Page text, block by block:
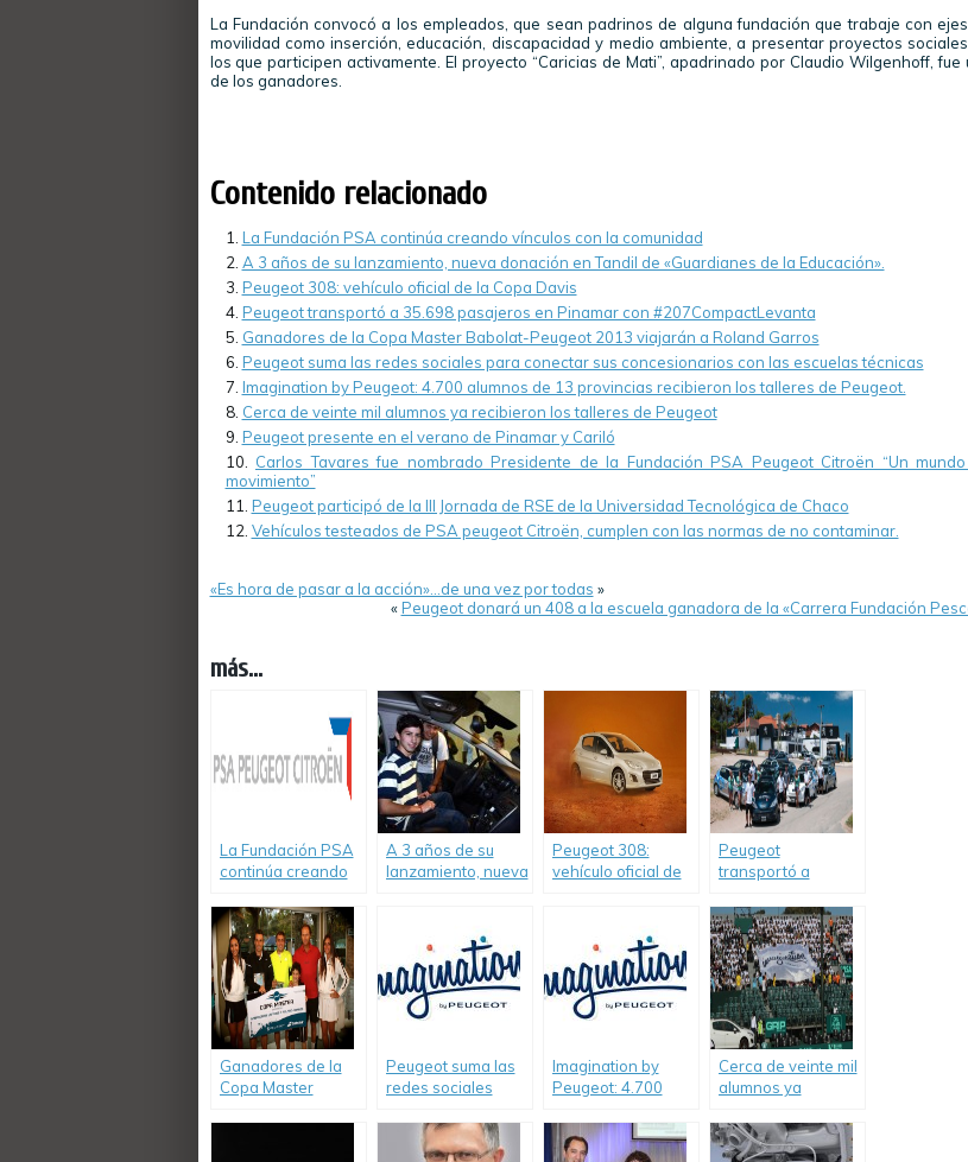
La Fundación convocó a los empleados, que sean padrinos de alguna fundación que trabaje con
movilidad como inserción, educación, discapacidad y medio ambiente, a presentar proyectos
los que participen activamente. El proyecto “Caricias de Mati”, apadrinado por Claudio Wilgenhoff, fue
de los ganadores.
Contenido relacionado
La Fundación PSA continúa creando vínculos con la comunidad
A 3 años de su lanzamiento, nueva donación en Tandil de «Guardianes de la Educación».
Peugeot 308: vehículo oficial de la Copa Davis
Peugeot transportó a 35.698 pasajeros en Pinamar con #207CompactLevanta
Ganadores de la Copa Master Babolat-Peugeot 2013 viajarán a Roland Garros
Peugeot suma las redes sociales para conectar sus concesionarios con las escuelas técnicas
Imagination by Peugeot: 4.700 alumnos de 13 provincias recibieron los talleres de Peugeot.
Cerca de veinte mil alumnos ya recibieron los talleres de Peugeot
Peugeot presente en el verano de Pinamar y Cariló
Carlos Tavares fue nombrado Presidente de la Fundación PSA Peugeot Citroën “Un
movimiento”
Peugeot participó de la III Jornada de RSE de la Universidad Tecnológica de Chaco
Vehículos testeados de PSA peugeot Citroën, cumplen con las normas de no contaminar.
«Es hora de pasar a la acción»…de una vez por todas »
«Peugeot donará un 408 a la escuela ganadora de la «Carrera Fundación
más...
La Fundación PSA
continúa creando
comunidad
A 3 años de su
lanzamiento, nueva
la Educación».
Peugeot 308:
vehículo oficial de
Peugeot
transportó a
en Pinamar con
#207CompactLevanta
Ganadores de la
Copa Master
Peugeot suma las
redes sociales
concesionarios
con las escuelas
Imagination by
Peugeot: 4.700
provincias
recibieron los
Cerca de veinte mil
alumnos ya
talleres de Peugeot